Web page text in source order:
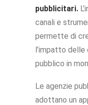
pubblicitari.
canali e
permette di
l’impatto delle
pubblico in
Le agenzie
adottano un